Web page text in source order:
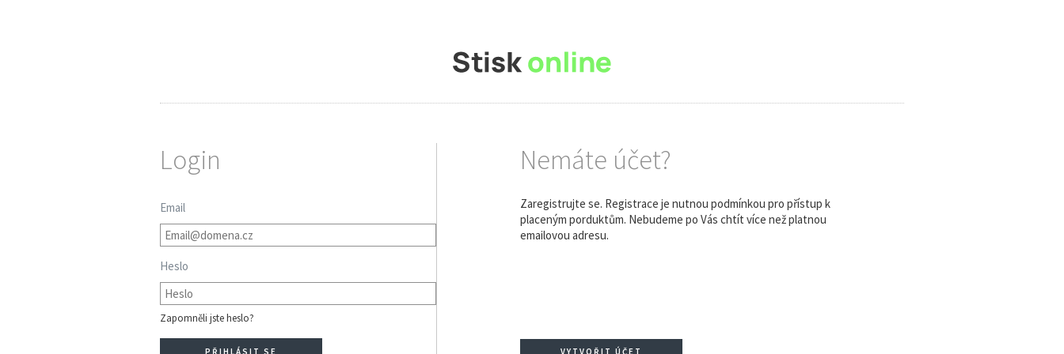
Login
Email
Heslo
Zapomněli jste heslo?
Nemáte účet?
Zaregistrujte se. Registrace je nutnou podmínkou pro přístup k
placeným porduktům. Nebudeme po Vás chtít více než platnou
emailovou adresu.
VYTVOŘIT ÚČET